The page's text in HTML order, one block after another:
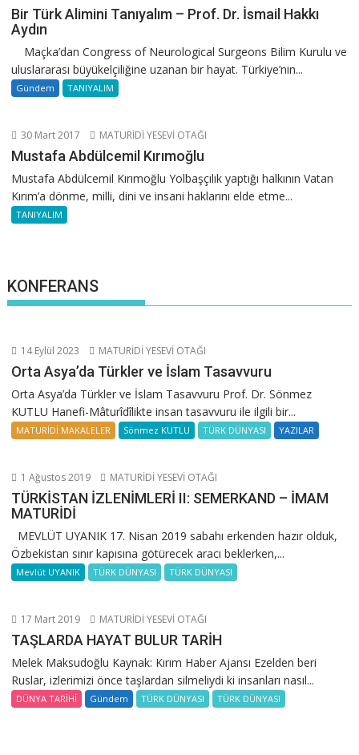
Bir Türk Alimini Tanıyalım – Prof. Dr. İsmail Hakkı
Aydın
Maçka’dan Congress of Neurological Surgeons Bilim Kurulu ve
uluslararası büyükelçiliğine uzanan bir hayat. Türkiye’nin...
Gündem TANIYALIM
30 Mart 2017 MATURİDİ YESEVİ OTAĞI
Mustafa Abdülcemil Kırımoğlu
Mustafa Abdülcemil Kırımoğlu Yolbaşçılık yaptığı halkının Vatan
Kırım’a dönme, milli, dini ve insani haklarını elde etme...
TANIYALIM
KONFERANS
14 Eylül 2023 MATURİDİ YESEVİ OTAĞI
Orta Asya’da Türkler ve İslam Tasavvuru
Orta Asya’da Türkler ve İslam Tasavvuru Prof. Dr. Sönmez
KUTLU Hanefi-Mâturîdîlikte insan tasavvuru ile ilgili bir...
MATURİDİ MAKALELER Sönmez KUTLU TÜRK DÜNYASI YAZILAR
1 Ağustos 2019 MATURİDİ YESEVİ OTAĞI
TÜRKİSTAN İZLENİMLERİ II: SEMERKAND – İMAM
MATURİDİ
MEVLÜT UYANIK 17. Nisan 2019 sabahı erkenden hazır olduk,
Özbekistan sınır kapısına götürecek aracı beklerken,...
Mevlüt UYANIK TÜRK DÜNYASI TÜRK DÜNYASI
17 Mart 2019 MATURİDİ YESEVİ OTAĞI
TAŞLARDA HAYAT BULUR TARİH
Melek Maksudoğlu Kaynak: Kırım Haber Ajansı Ezelden beri
Ruslar, izlerimizi önce taşlardan silmeliydi ki insanları nasıl...
DÜNYA TARİHİ Gündem TÜRK DÜNYASI TÜRK DÜNYASI